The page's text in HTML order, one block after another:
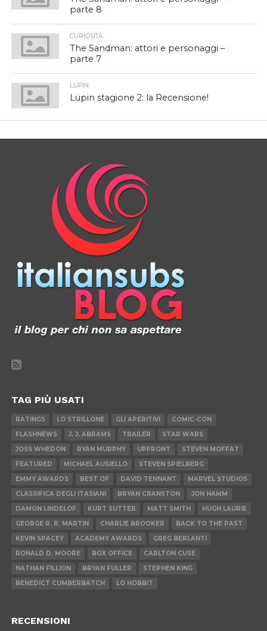
parte 8
CURIOSITÀ
The Sandman: attori e personaggi –
parte 7
LUPIN
Lupin stagione 2: la Recensione!
TAG PIÙ USATI
RATINGS LO STRILLONE GLI APERITIVI
COMIC-CON
FLASHNEWS
J. J. ABRAMS TRAILER
STAR WARS
JOSS WHEDON
RYAN MURPHY UPFRONT
STEVEN MOFFAT
FEATURED
MICHAEL AUSIELLO
STEVEN SPIELBERG
EMMY AWARDS
BEST OF DAVID TENNANT
MARVEL STUDIOS
CLASSIFICA DEGLI ITASIANI
BRYAN CRANSTON
JON HAMM
DAMON LINDELOF
KURT SUTTER MATT SMITH
HUGH LAURIE
GEORGE R. R. MARTIN
CHARLIE BROOKER
BACK TO THE PAST
KEVIN SPACEY
ACADEMY AWARDS
GREG BERLANTI
RONALD D. MOORE
BOX OFFICE
CARLTON CUSE
NATHAN FILLION
BRYAN FULLER
STEPHEN KING
BENEDICT CUMBERBATCH
LO HOBBIT
RECENSIONI